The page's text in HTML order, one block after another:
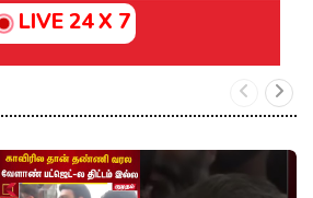
LIVE 24 X 7